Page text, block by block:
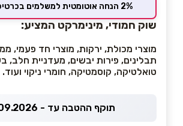
2% הנחה אוטומטית למשלמים בכרטיס המועדון
שוק חמודי, מינימרקט המציע:
מוצרי מכולת, ירקות, מוצרי חד פעמי,
תבלינים, פירות יבשים, מעדניית חלב,
טואלטיקה, קוסמטיקה, חומרי ניקוי ועוד.
תוקף ההטבה עד - 08.09.2026